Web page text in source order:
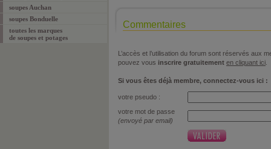
soupes Auchan
soupes Bonduelle
toutes les marques
de soupes et potages
Commentaires
L’accès et l’utilisation du forum sont réservés aux
pouvez vous inscrire gratuitement en cliquant ici
Si vous êtes déjà membre, connectez-vous ici :
votre pseudo :
votre mot de passe
(envoyé par email)